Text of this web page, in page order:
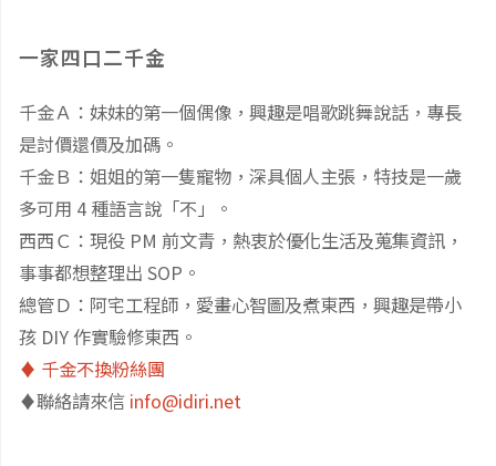
一家四口二千金
千金Ａ：妹妹的第一個偶像，興趣是唱歌跳舞說話，專長
是討價還價及加碼。
千金Ｂ：姐姐的第一隻寵物，深具個人主張，特技是一歲
多可用 4 種語言說「不」。
西西Ｃ：現役 PM 前文青，熱衷於優化生活及蒐集資訊，
事事都想整理出 SOP。
總管Ｄ：阿宅工程師，愛畫心智圖及煮東西，興趣是帶小
孩 DIY 作實驗修東西。
♦️ 千金不換粉絲團
♦️聯絡請來信 info@idiri.net